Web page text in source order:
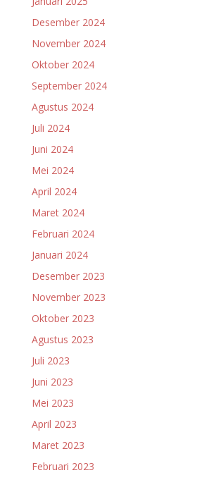
Desember 2024
November 2024
Oktober 2024
September 2024
Agustus 2024
Juli 2024
Juni 2024
Mei 2024
April 2024
Maret 2024
Februari 2024
Januari 2024
Desember 2023
November 2023
Oktober 2023
Agustus 2023
Juli 2023
Juni 2023
Mei 2023
April 2023
Maret 2023
Februari 2023